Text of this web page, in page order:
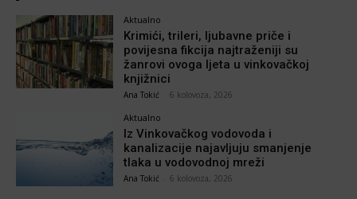
Aktualno
Krimići, trileri, ljubavne priče i
povijesna fikcija najtraženiji su
žanrovi ovoga ljeta u vinkovačkoj
knjižnici
Ana Tokić 6 kolovoza, 2026
Aktualno
Iz Vinkovačkog vodovoda i
kanalizacije najavljuju smanjenje
tlaka u vodovodnoj mreži
Ana Tokić 6 kolovoza, 2026